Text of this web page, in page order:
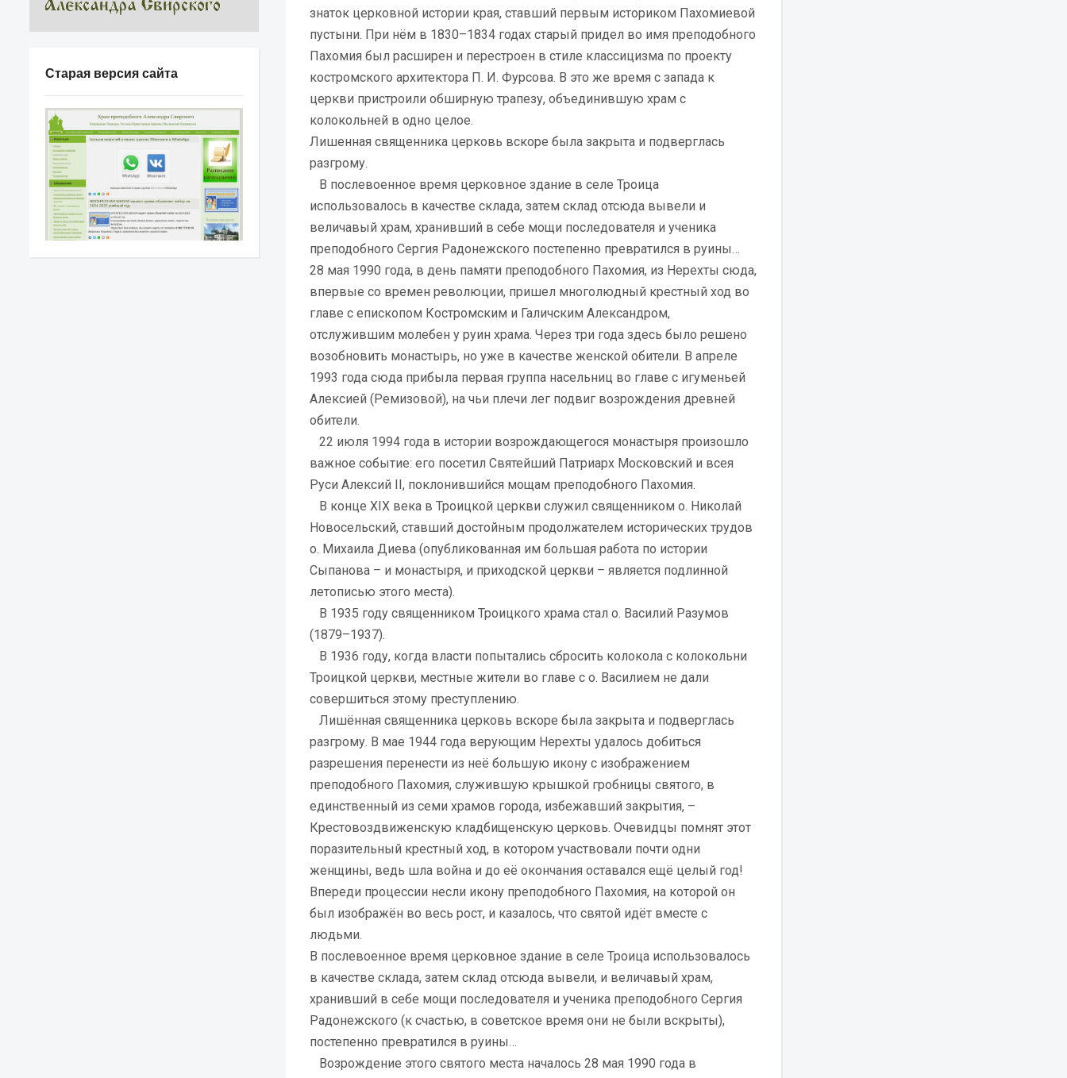
Старая версия сайта
знаток церковной истории края, ставший первым историком Пахомиевой
пустыни. При нём в 1830–1834 годах старый придел во имя преподобного
Пахомия был расширен и перестроен в стиле классицизма по проекту
костромского архитектора П. И. Фурсова. В это же время с запада к
церкви пристроили обширную трапезу, объединившую храм с
колокольней в одно целое.
Лишенная священника церковь вскоре была закрыта и подверглась
разгрому.
В послевоенное время церковное здание в селе Троица
использовалось в качестве склада, затем склад отсюда вывели и
величавый храм, хранивший в себе мощи последователя и ученика
преподобного Сергия Радонежского постепенно превратился в руины…
28 мая 1990 года, в день памяти преподобного Пахомия, из Нерехты сюда,
впервые со времен революции, пришел многолюдный крестный ход во
главе с епископом Костромским и Галичским Александром,
отслужившим молебен у руин храма. Через три года здесь было решено
возобновить монастырь, но уже в качестве женской обители. В апреле
1993 года сюда прибыла первая группа насельниц во главе с игуменьей
Алексией (Ремизовой), на чьи плечи лег подвиг возрождения древней
обители.
22 июля 1994 года в истории возрождающегося монастыря произошло
важное событие: его посетил Святейший Патриарх Московский и всея
Руси Алексий II, поклонившийся мощам преподобного Пахомия.
В конце XIX века в Троицкой церкви служил священником о. Николай
Новосельский, ставший достойным продолжателем исторических трудов
о. Михаила Диева (опубликованная им большая работа по истории
Сыпанова – и монастыря, и приходской церкви – является подлинной
летописью этого места).
В 1935 году священником Троицкого храма стал о. Василий Разумов
(1879–1937).
В 1936 году, когда власти попытались сбросить колокола с колокольни
Троицкой церкви, местные жители во главе с о. Василием не дали
совершиться этому преступлению.
Лишённая священника церковь вскоре была закрыта и подверглась
разгрому. В мае 1944 года верующим Нерехты удалось добиться
разрешения перенести из неё большую икону с изображением
преподобного Пахомия, служившую крышкой гробницы святого, в
единственный из семи храмов города, избежавший закрытия, –
Крестовоздвиженскую кладбищенскую церковь. Очевидцы помнят этот
поразительный крестный ход, в котором участвовали почти одни
женщины, ведь шла война и до её окончания оставался ещё целый год!
Впереди процессии несли икону преподобного Пахомия, на которой он
был изображён во весь рост, и казалось, что святой идёт вместе с
людьми.
В послевоенное время церковное здание в селе Троица использовалось
в качестве склада, затем склад отсюда вывели, и величавый храм,
хранивший в себе мощи последователя и ученика преподобного Сергия
Радонежского (к счастью, в советское время они не были вскрыты),
постепенно превратился в руины…
Возрождение этого святого места началось 28 мая 1990 года в